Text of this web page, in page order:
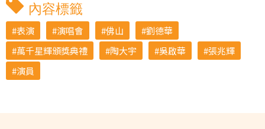
內容標籤
表演 演唱會 佛山
劉德華
萬千星輝頒獎典禮
陶大宇 吳啟華
張兆輝
演員